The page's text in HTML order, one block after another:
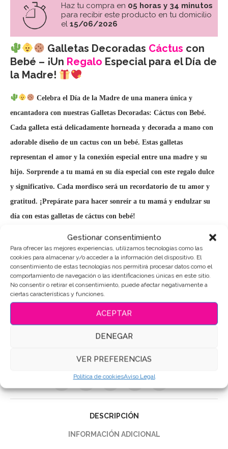
Gestionar consentimiento
Para ofrecer las mejores experiencias, utilizamos tecnologías como las
cookies para almacenar y/o acceder a la información del dispositivo. El
consentimiento de estas tecnologías nos permitirá procesar datos como el
comportamiento de navegación o las identificaciones únicas en este sitio.
No consentir o retirar el consentimiento, puede afectar negativamente a
ciertas características y funciones.
ACEPTAR
DENEGAR
VER PREFERENCIAS
Política de cookiesAviso Legal
Haz tu compra en 05 horas y 34 minutos
para recibir este producto en tu domicilio
el 15/06/2026
Galletas Decoradas Cáctus con
Bebé – ¡Un Regalo Especial para el Día de
la Madre!
Celebra el Día de la Madre de una manera única y
encantadora con nuestras Galletas Decoradas: Cáctus con Bebé.
Cada galleta está delicadamente horneada y decorada a mano con
adorable diseño de un cactus con un bebé. Estas galletas
representan el amor y la conexión especial entre una madre y su
hijo. Sorprende a tu mamá en su día especial con este regalo dulce
y significativo. Cada mordisco será un recordatorio de tu amor y
gratitud. ¡Prepárate para hacer sonreír a tu mamá y endulzar su
día con estas galletas de cáctus con bebé!
Puedes consultar los ingredientesaquí.
AÑADIR AL CARRITO
SKU:
Dia de la Madre
Galletas decoradas Dia de la madre, Galletas personalizadas
DESCRIPCIÓN
INFORMACIÓN ADICIONAL